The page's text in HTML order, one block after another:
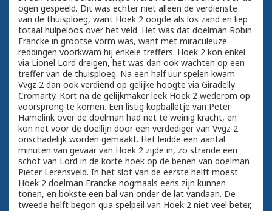
ogen gespeeld. Dit was echter niet alleen de verdienste
van de thuisploeg, want Hoek 2 oogde als los zand en liep
totaal hulpeloos over het veld. Het was dat doelman Robin
Francke in grootse vorm was, want met miraculeuze
reddingen voorkwam hij enkele treffers. Hoek 2 kon enkel
via Lionel Lord dreigen, het was dan ook wachten op een
treffer van de thuisploeg. Na een half uur spelen kwam
Vvgz 2 dan ook verdiend op gelijke hoogte via Giradelly
Cromarty. Kort na de gelijkmaker leek Hoek 2 wederom op
voorsprong te komen. Een listig kopballetje van Peter
Hamelink over de doelman had net te weinig kracht, en
kon net voor de doellijn door een verdediger van Vvgz 2
onschadelijk worden gemaakt. Het leidde een aantal
minuten van gevaar van Hoek 2 zijde in, zo strande een
schot van Lord in de korte hoek op de benen van doelman
Pieter Lerensveld. In het slot van de eerste helft moest
Hoek 2 doelman Francke nogmaals eens zijn kunnen
tonen, en bokste een bal van onder de lat vandaan. De
tweede helft begon qua spelpeil van Hoek 2 niet veel beter,